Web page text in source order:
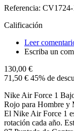
Referencia:
Calificación
Leer
Escriba un
130,00 €
71,50 € 45% de
Nike Air Force 1
Rojo para Hombre y
El Nike Air Force 1
rotación cada año.